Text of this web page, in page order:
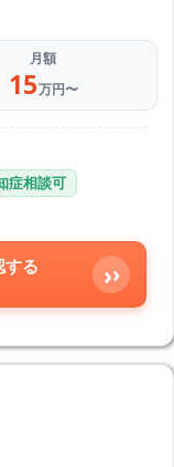
月額
15万円〜
症相談可
する
›